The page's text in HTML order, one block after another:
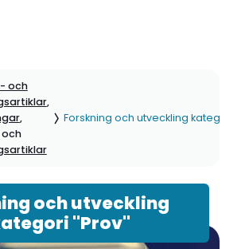
och
,
,
Forskning och utveckling kategori:
och utveckling
"Prov"